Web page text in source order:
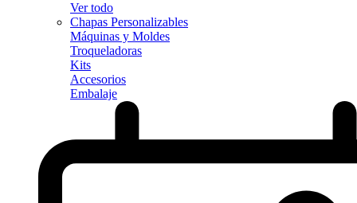
Ver todo
Chapas Personalizables
Máquinas y Moldes
Troqueladoras
Kits
Accesorios
Embalaje